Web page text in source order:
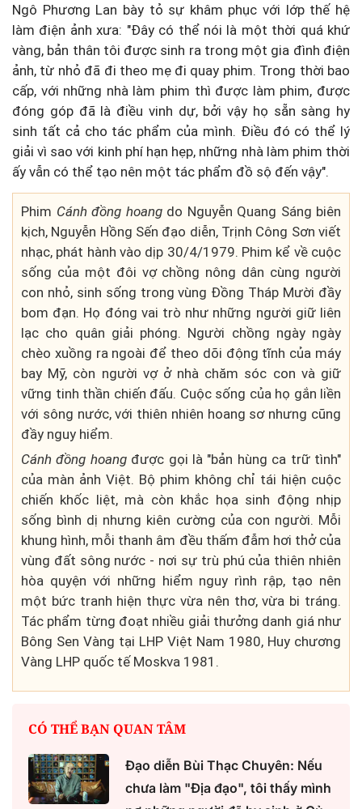
Ngô Phương Lan bày tỏ sự khâm phục với lớp thế hệ
làm điện ảnh xưa: "Đây có thể nói là một thời quá khứ
vàng, bản thân tôi được sinh ra trong một gia đình điện
ảnh, từ nhỏ đã đi theo mẹ đi quay phim. Trong thời bao
cấp, với những nhà làm phim thì được làm phim, được
đóng góp đã là điều vinh dự, bởi vậy họ sẵn sàng hy
sinh tất cả cho tác phẩm của mình. Điều đó có thể lý
giải vì sao với kinh phí hạn hẹp, những nhà làm phim thời
ấy vẫn có thể tạo nên một tác phẩm đồ sộ đến vậy".
Phim Cánh đồng hoang do Nguyễn Quang Sáng biên
kịch, Nguyễn Hồng Sến đạo diễn, Trịnh Công Sơn viết
nhạc, phát hành vào dịp 30/4/1979. Phim kể về cuộc
sống của một đôi vợ chồng nông dân cùng người
con nhỏ, sinh sống trong vùng Đồng Tháp Mười đầy
bom đạn. Họ đóng vai trò như những người giữ liên
lạc cho quân giải phóng. Người chồng ngày ngày
chèo xuồng ra ngoài để theo dõi động tĩnh của máy
bay Mỹ, còn người vợ ở nhà chăm sóc con và giữ
vững tinh thần chiến đấu. Cuộc sống của họ gắn liền
với sông nước, với thiên nhiên hoang sơ nhưng cũng
đầy nguy hiểm.
Cánh đồng hoang được gọi là "bản hùng ca trữ tình"
của màn ảnh Việt. Bộ phim không chỉ tái hiện cuộc
chiến khốc liệt, mà còn khắc họa sinh động nhịp
sống bình dị nhưng kiên cường của con người. Mỗi
khung hình, mỗi thanh âm đều thấm đẫm hơi thở của
vùng đất sông nước - nơi sự trù phú của thiên nhiên
hòa quyện với những hiểm nguy rình rập, tạo nên
một bức tranh hiện thực vừa nên thơ, vừa bi tráng.
Tác phẩm từng đoạt nhiều giải thưởng danh giá như
Bông Sen Vàng tại LHP Việt Nam 1980, Huy chương
Vàng LHP quốc tế Moskva 1981.
CÓ THỂ BẠN QUAN TÂM
Đạo diễn Bùi Thạc Chuyên: Nếu
chưa làm "Địa đạo", tôi thấy mình